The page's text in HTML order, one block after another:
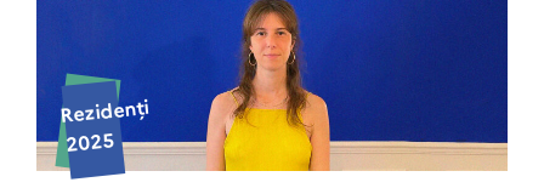
Rezidenți
2025